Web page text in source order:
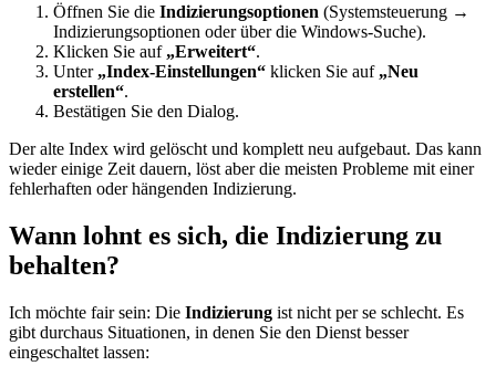
Öffnen Sie die Indizierungsoptionen (Systemsteuerung →
Indizierungsoptionen oder über die Windows-Suche).
Klicken Sie auf „Erweitert“.
Unter „Index-Einstellungen“ klicken Sie auf „Neu
erstellen“.
Bestätigen Sie den Dialog.
Der alte Index wird gelöscht und komplett neu aufgebaut. Das kann
wieder einige Zeit dauern, löst aber die meisten Probleme mit einer
fehlerhaften oder hängenden Indizierung.
Wann lohnt es sich, die Indizierung zu
behalten?
Ich möchte fair sein: Die Indizierung ist nicht per se schlecht. Es
gibt durchaus Situationen, in denen Sie den Dienst besser
eingeschaltet lassen: